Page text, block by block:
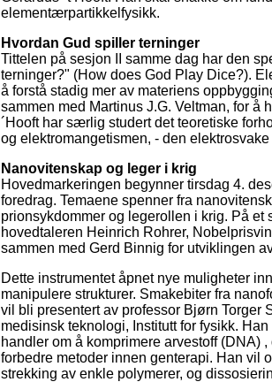
elementærpartikkelfysikk.
Hvordan Gud spiller terninger
Tittelen på sesjon II samme dag har den
terninger?" (How does God Play Dice?).
å forstå stadig mer av materiens
sammen med Martinus J.G. Veltman, for å
´Hooft har særlig studert det teoretiske
og elektromangetismen, - den elektrosvake
Nanovitenskap og leger i krig
Hovedmarkeringen begynner tirsdag 4.
foredrag. Temaene spenner fra
prionsykdommer og legerollen i krig. På et
hovedtaleren Heinrich Rohrer,
sammen med Gerd Binnig for utviklingen
Dette instrumentet åpnet nye muligheter
manipulere strukturer. Smakebiter fra
vil bli presentert av professor Bjørn Torger
medisinsk teknologi, Institutt for fysikk.
handler om å komprimere arvestoff (DNA)
forbedre metoder innen genterapi. Han vil
strekking av enkle polymerer, og